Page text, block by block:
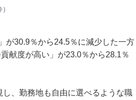
が30.9％から24.5％に減少した一方
献度が高い」が23.0％から28.1％
、勤務地も自由に選べるような職